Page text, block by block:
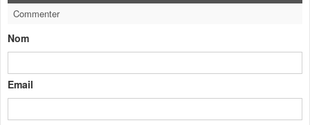
Commenter
Nom
Email